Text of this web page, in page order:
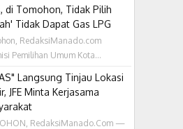
di Tomohon, Tidak Pilih
Tidak Dapat Gas LPG
RedaksiManado.com
Pemilihan Umum Kota...
Langsung Tinjau Lokasi
JFE Minta Kerjasama
RedaksiManado.Com —